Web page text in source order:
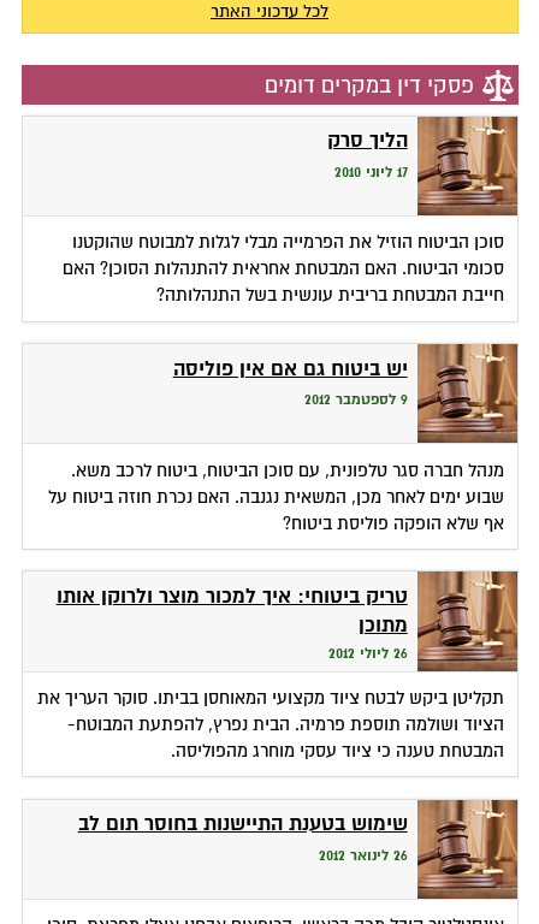
לכל עדכוני האתר
פסקי דין במקרים דומים
הליך סרק
17 ליוני 2010
סוכן הביטוח הוזיל את הפרמייה מבלי לגלות למבוטח שהוקטנו
סכומי הביטוח. האם המבטחת אחראית להתנהלות הסוכן? האם
חייבת המבטחת בריבית עונשית בשל התנהלותה?
יש ביטוח גם אם אין פוליסה
9 לספטמבר 2012
מנהל חברה סגר טלפונית, עם סוכן הביטוח, ביטוח לרכב משא.
שבוע ימים לאחר מכן, המשאית נגנבה. האם נכרת חוזה ביטוח על
אף שלא הופקה פוליסת ביטוח?
טריק ביטוחי: איך למכור מוצר ולרוקן אותו
מתוכן
26 ליולי 2012
תקליטן ביקש לבטח ציוד מקצועי המאוחסן בביתו. סוקר העריך את
הציוד ושולמה תוספת פרמיה. הבית נפרץ, להפתעת המבוטח-
המבטחת טענה כי ציוד עסקי מוחרג מהפוליסה.
שימוש בטענת התיישנות בחוסר תום לב
26 לינואר 2012